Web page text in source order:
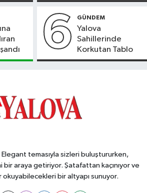
6 GÜNDEM
Yalova
Sahillerinde
Korkutan Tablo
Elegant temasıyla sizleri buluştururken,
bir araya getiriyor. Şatafattan kaçınıyor ve
okuyabilecekleri bir altyapı sunuyor.